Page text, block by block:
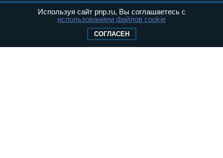
связи, информационных технологий и
массовых коммуникаций (Роскомнадзор) 05
Свидетельство о регистрации Эл № ФС77-
Используя сайт pnp.ru, Вы соглашаетесь с
использованием файлов cookie
СОГЛАСЕН